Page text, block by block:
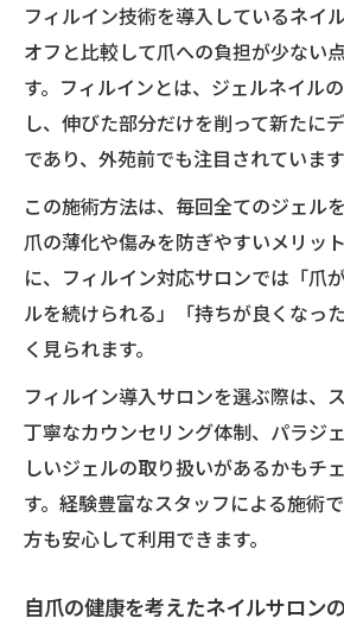
フィルイン技術を導入しているネイ
オフと比較して爪への負担が少ない
す。フィルインとは、ジェルネイル
し、伸びた部分だけを削って新たに
であり、外苑前でも注目されています
この施術方法は、毎回全てのジェル
爪の薄化や傷みを防ぎやすいメリッ
に、フィルイン対応サロンでは「爪
ルを続けられる」「持ちが良くなっ
く見られます。
フィルイン導入サロンを選ぶ際は、
丁寧なカウンセリング体制、パラジ
しいジェルの取り扱いがあるかもチ
す。経験豊富なスタッフによる施術
方も安心して利用できます。
自爪の健康を考えたネイルサロン